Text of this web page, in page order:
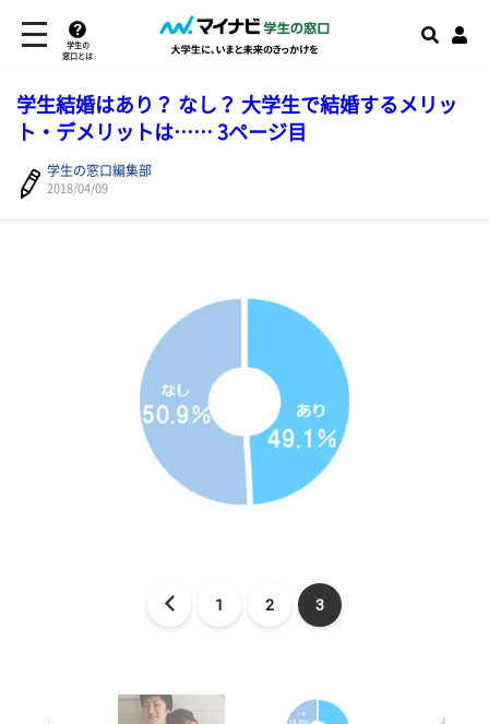
学生の
窓口とは
学生結婚はあり？ なし？ 大学生で結婚するメリッ
ト・デメリットは…… 3ページ目
学生の窓口編集部
2018/04/09
1 2 3